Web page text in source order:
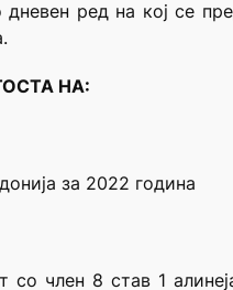
ред на кој се
НА:
за 2022 година
член 8 став 1